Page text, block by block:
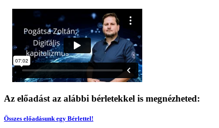
Az előadást az alábbi bérletekkel is megnézheted:
Összes előadásunk egy Bérlettel!